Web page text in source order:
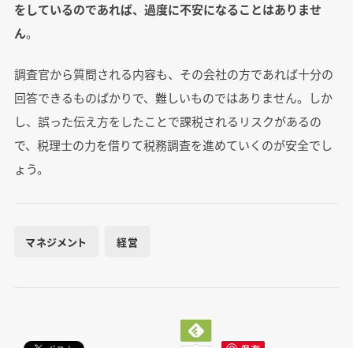
をしているのであれば、過度に不安になることはありませ
ん。
調査官から質問される内容も、その会社の方であれば十分の
回答できるものばかりで、難しいものではありません。しか
し、誤った伝え方をしたことで課税されるリスクがあるの
で、税理士の力を借りて税務調査を進めていくのが安全でし
ょう。
マネジメント 経営